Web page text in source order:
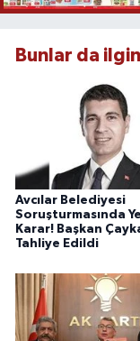
Bunlar da
Avcılar Belediyesi
Soruşturmasında
Karar! Başkan
Tahliye Edildi